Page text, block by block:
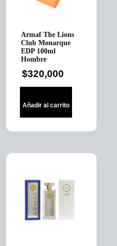
Armaf The Lions
Club Monarque
EDP 100ml
Hombre
$320,000
Añadir al carrito